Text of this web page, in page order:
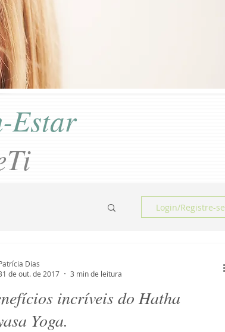
Estar
Login/Registre-se
incríveis do Hatha
Yoga.
Dias
de out. de 2017
3 min de leitura